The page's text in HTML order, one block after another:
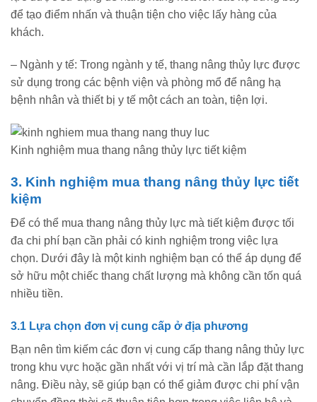
để tạo điểm nhấn và thuận tiện cho việc lấy hàng của
khách.
– Ngành y tế: Trong ngành y tế, thang nâng thủy lực được
sử dụng trong các bệnh viện và phòng mổ để nâng hạ
bệnh nhân và thiết bị y tế một cách an toàn, tiện lợi.
Kinh nghiệm mua thang nâng thủy lực tiết kiệm
3. Kinh nghiệm mua thang nâng thủy lực tiết
kiệm
Để có thể mua thang nâng thủy lực mà tiết kiệm được tối
đa chi phí bạn cần phải có kinh nghiệm trong việc lựa
chọn. Dưới đây là một kinh nghiệm bạn có thể áp dụng để
sở hữu một chiếc thang chất lượng mà không cần tốn quá
nhiều tiền.
3.1 Lựa chọn đơn vị cung cấp ở địa phương
Bạn nên tìm kiếm các đơn vị cung cấp thang nâng thủy lực
trong khu vực hoặc gần nhất với vị trí mà cần lắp đặt thang
nâng. Điều này, sẽ giúp bạn có thể giảm được chi phí vận